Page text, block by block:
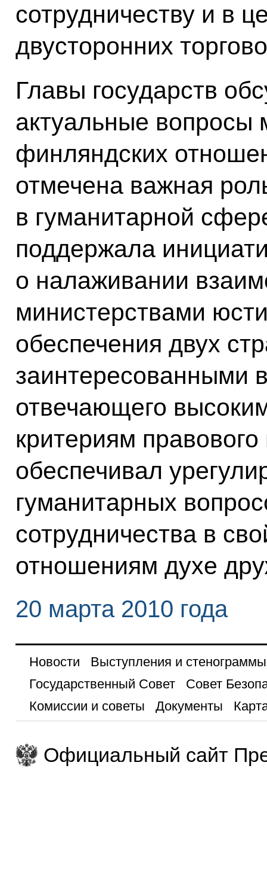
сотрудничеству и в
двусторонних
Главы государств
актуальные вопросы
финляндских
отмечена важная
в гуманитарной
поддержала
о налаживании
министерствами
обеспечения двух
заинтересованными
отвечающего
критериям
обеспечивал
гуманитарных
сотрудничества в
отношениям духе
20 марта 2010 года
Новости
Выступления и стенограммы
Государственный Совет
Совет
Комиссии и советы
Документы
Официальный сайт